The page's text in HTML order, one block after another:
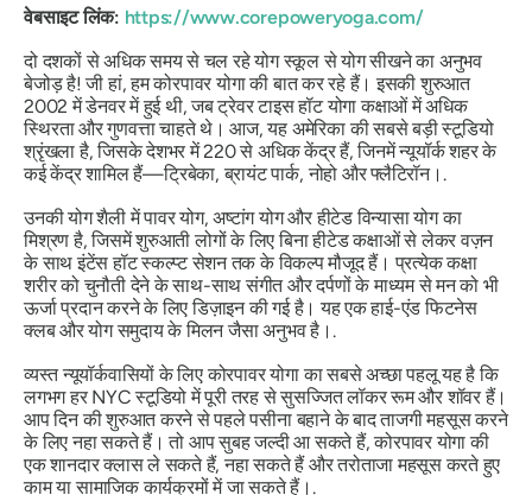
वेबसाइट लिंक: https://www.corepoweryoga.com/
दो दशकों से अधिक समय से चल रहे योग स्कूल से योग सीखने का अनुभव
बेजोड़ है! जी हां, हम कोरपावर योगा की बात कर रहे हैं। इसकी शुरुआत
2002 में डेनवर में हुई थी, जब ट्रेवर टाइस हॉट योगा कक्षाओं में अधिक
स्थिरता और गुणवत्ता चाहते थे। आज, यह अमेरिका की सबसे बड़ी स्टूडियो
श्रृंखला है, जिसके देशभर में 220 से अधिक केंद्र हैं, जिनमें न्यूयॉर्क शहर के
कई केंद्र शामिल हैं—ट्रिबेका, ब्रायंट पार्क, नोहो और फ्लैटिरॉन।.
उनकी योग शैली में पावर योग, अष्टांग योग और हीटेड विन्यासा योग का
मिश्रण है, जिसमें शुरुआती लोगों के लिए बिना हीटेड कक्षाओं से लेकर वज़न
के साथ इंटेंस हॉट स्कल्प्ट सेशन तक के विकल्प मौजूद हैं। प्रत्येक कक्षा
शरीर को चुनौती देने के साथ-साथ संगीत और दर्पणों के माध्यम से मन को भी
ऊर्जा प्रदान करने के लिए डिज़ाइन की गई है। यह एक हाई-एंड फिटनेस
क्लब और योग समुदाय के मिलन जैसा अनुभव है।.
व्यस्त न्यूयॉर्कवासियों के लिए कोरपावर योगा का सबसे अच्छा पहलू यह है कि
लगभग हर NYC स्टूडियो में पूरी तरह से सुसज्जित लॉकर रूम और शॉवर हैं।
आप दिन की शुरुआत करने से पहले पसीना बहाने के बाद ताजगी महसूस करने
के लिए नहा सकते हैं। तो आप सुबह जल्दी आ सकते हैं, कोरपावर योगा की
एक शानदार क्लास ले सकते हैं, नहा सकते हैं और तरोताजा महसूस करते हुए
काम या सामाजिक कार्यक्रमों में जा सकते हैं।.